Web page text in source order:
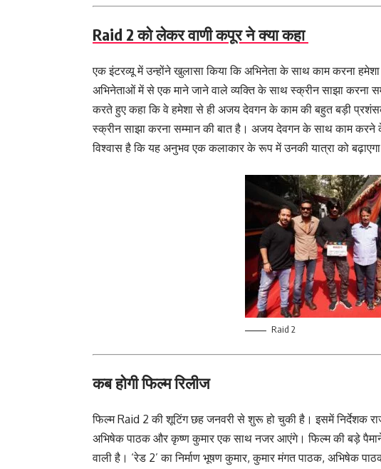
Raid 2 को लेकर वाणी कपूर ने क्या कहा
एक इंटरव्यू में उन्होंने खुलासा किया कि अभिनेता के साथ काम करना
अभिनेताओं में से एक माने जाने वाले व्यक्ति के साथ स्क्रीन साझा करना
करते हुए कहा कि वे हमेशा से ही अजय देवगन के काम की बहुत बड़ी
स्क्रीन साझा करना सम्मान की बात है। अजय देवगन के साथ काम करने
विश्वास है कि यह अनुभव एक कलाकार के रूप में उनकी यात्रा को
Raid 2
कब होगी फिल्म रिलीज
फिल्म Raid 2 की शूटिंग छह जनवरी से शुरू हो चुकी है। इसमें निर्देशक
अभिषेक पाठक और कृष्ण कुमार एक साथ नजर आएंगे। फिल्म की बड़े पैमाने
वाली है। ‘रेड 2’ का निर्माण भूषण कुमार, कुमार मंगत पाठक, अभिषेक